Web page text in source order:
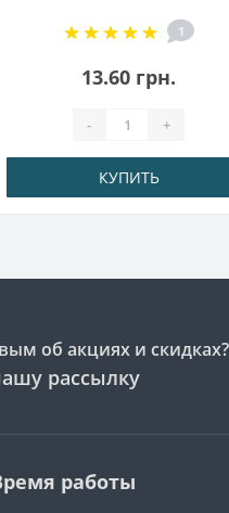
1
13.60 грн.
- +
КУПИТЬ
об акциях и скидках?
рассылку
работы